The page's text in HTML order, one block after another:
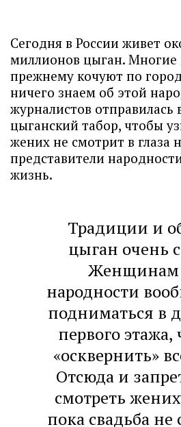
Сегодня в России живет
миллионов цыган. Многие
прежнему кочуют по
ничего знаем об этой
журналистов отправилась
цыганский табор, чтобы
жених не смотрит в глаза
представители
жизнь.
Традиции и
цыган очень
Женщинам
народности
подниматься в
первого
«осквернить»
Отсюда и
смотреть
пока свадьба не